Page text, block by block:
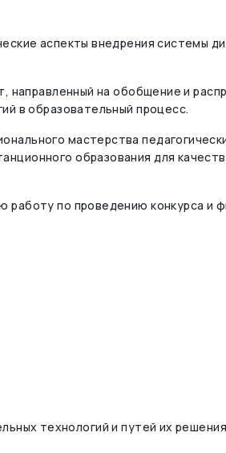
аспекты внедрения системы
направленный на обобщение и
в образовательный процесс.
мастерства
образования для
по проведению конкурса и
технологий и путей их